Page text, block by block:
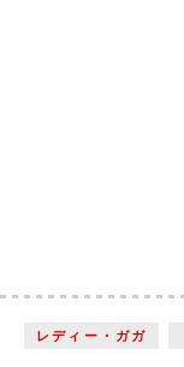
レディー・ガガ